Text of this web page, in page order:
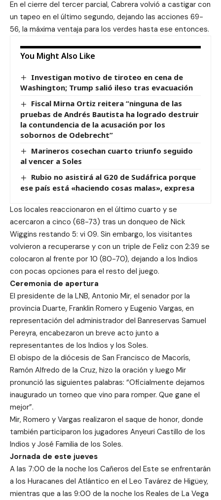
En el cierre del tercer parcial, Cabrera volvió a castigar con
un tapeo en el último segundo, dejando las acciones 69-
56, la máxima ventaja para los verdes hasta ese entonces.
You Might Also Like
Investigan motivo de tiroteo en cena de
Washington; Trump salió ileso tras evacuación
Fiscal Mirna Ortiz reitera “ninguna de las
pruebas de Andrés Bautista ha logrado destruir
la contundencia de la acusación por los
sobornos de Odebrecht”
Marineros cosechan cuarto triunfo seguido
al vencer a Soles
Rubio no asistirá al G20 de Sudáfrica porque
ese país está «haciendo cosas malas», expresa
Los locales reaccionaron en el último cuarto y se
acercaron a cinco (68-73) tras un donqueo de Nick
Wiggins restando 5: vi 09. Sin embargo, los visitantes
volvieron a recuperarse y con un triple de Feliz con 2:39 se
colocaron al frente por 10 (80-70), dejando a los Indios
con pocas opciones para el resto del juego.
Ceremonia de apertura
El presidente de la LNB, Antonio Mir, el senador por la
provincia Duarte, Franklin Romero y Eugenio Vargas, en
representación del administrador del Banreservas Samuel
Pereyra, encabezaron un breve acto junto a
representantes de los Indios y los Soles.
El obispo de la diócesis de San Francisco de Macorís,
Ramón Alfredo de la Cruz, hizo la oración y luego Mir
pronunció las siguientes palabras: “Oficialmente dejamos
inaugurado un torneo que vino para romper. Que gane el
mejor”.
Mir, Romero y Vargas realizaron el saque de honor, donde
también participaron los jugadores Anyeuri Castillo de los
Indios y José Familia de los Soles.
Jornada de este jueves
A las 7:00 de la noche los Cañeros del Este se enfrentarán
a los Huracanes del Atlántico en el Leo Tavárez de Higüey,
mientras que a las 9:00 de la noche los Reales de La Vega